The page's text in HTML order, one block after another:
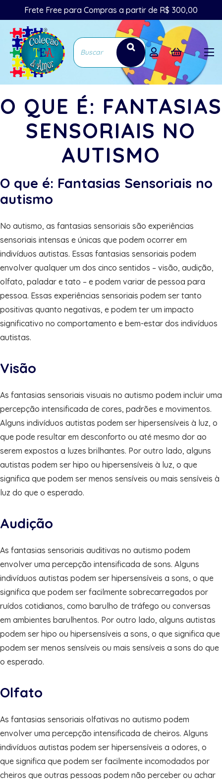
Frete Free para Compras a partir de R$ 300,00
O QUE É: FANTASIAS
SENSORIAIS NO
AUTISMO
O que é: Fantasias Sensoriais no
autismo
No autismo, as fantasias sensoriais são experiências
sensoriais intensas e únicas que podem ocorrer em
indivíduos autistas. Essas fantasias sensoriais podem
envolver qualquer um dos cinco sentidos – visão, audição,
olfato, paladar e tato – e podem variar de pessoa para
pessoa. Essas experiências sensoriais podem ser tanto
positivas quanto negativas, e podem ter um impacto
significativo no comportamento e bem-estar dos indivíduos
autistas.
Visão
As fantasias sensoriais visuais no autismo podem incluir uma
percepção intensificada de cores, padrões e movimentos.
Alguns indivíduos autistas podem ser hipersensíveis à luz, o
que pode resultar em desconforto ou até mesmo dor ao
serem expostos a luzes brilhantes. Por outro lado, alguns
autistas podem ser hipo ou hipersensíveis à luz, o que
significa que podem ser menos sensíveis ou mais sensíveis à
luz do que o esperado.
Audição
As fantasias sensoriais auditivas no autismo podem
envolver uma percepção intensificada de sons. Alguns
indivíduos autistas podem ser hipersensíveis a sons, o que
significa que podem ser facilmente sobrecarregados por
ruídos cotidianos, como barulho de tráfego ou conversas
em ambientes barulhentos. Por outro lado, alguns autistas
podem ser hipo ou hipersensíveis a sons, o que significa que
podem ser menos sensíveis ou mais sensíveis a sons do que
o esperado.
Olfato
As fantasias sensoriais olfativas no autismo podem
envolver uma percepção intensificada de cheiros. Alguns
indivíduos autistas podem ser hipersensíveis a odores, o
que significa que podem ser facilmente incomodados por
cheiros que outras pessoas podem não perceber ou achar